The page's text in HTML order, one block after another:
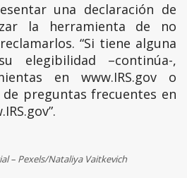
una declaración de
la herramienta de no
“Si tiene alguna
elegibilidad –continúa-,
en www.IRS.gov o
preguntas frecuentes en
– Pexels/Nataliya Vaitkevich